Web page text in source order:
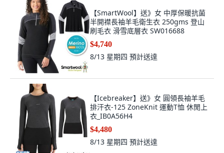
【SmartWool】送》女 中厚保暖抗菌
半開襟長袖羊毛衛生衣 250gms 登山
刷毛衣 滑雪底層衣 SW016688
$4,740
8/13 星期四 預計送達
【Icebreaker】送》女 圓領長袖羊毛
排汗衣-125 ZoneKnit 運動T恤 休閒上
衣_IB0A56H4
$4,480
8/13 星期四 預計送達